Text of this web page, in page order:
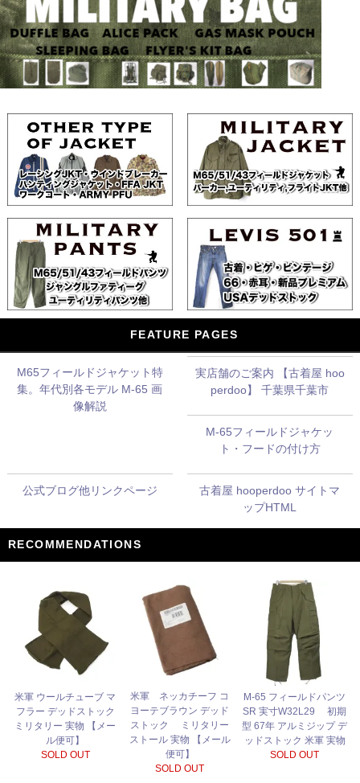
FEATURE PAGES
M65フィールドジャケット特
集。年代別各モデル M-65 画
像解説
実店舗のご案内 【古着屋 hoo
perdoo】 千葉県千葉市
M-65フィールドジャケッ
ト・フードの付け方
公式ブログ他リンクページ
古着屋 hooperdoo サイトマ
ップHTML
RECOMMENDATIONS
米軍 ウールチューブ マ
フラー デッドストック
ミリタリー 実物 【メー
ル便可】
SOLD OUT
米軍 ネッカチーフ コ
ヨーテブラウン デッド
ストック ミリタリー
ストール 実物 【メール
便可】
SOLD OUT
M-65 フィールドパンツ
SR 実寸W32L29 初期
型 67年 アルミジップ デ
ッドストック 米軍 実物
SOLD OUT